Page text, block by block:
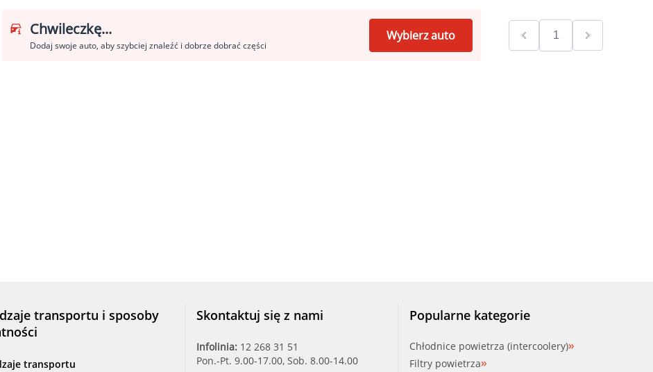
Chwileczkę...
Dodaj swoje auto, aby szybciej znaleźć i dobrze dobrać części
Wybierz auto
transportu i sposoby
transportu
Skontaktuj się z nami
Infolinia: 12 268 31 51
Pon.-Pt. 9.00-17.00, Sob. 8.00-14.00
Popularne kategorie
Chłodnice powietrza (intercoolery)
Filtry powietrza